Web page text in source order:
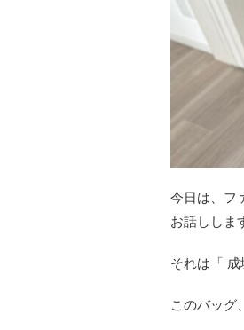
今日は、フ
お話ししま
それは「
このバッグ